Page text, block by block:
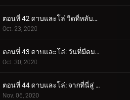
ตอนที่ 42 ดาบและโล่ วีดที่หลับใหล!
Oct. 23, 2020
ตอนที่ 43 ดาบและโล่: วันที่มืดมนที่สุด!
Oct. 30, 2020
ตอนที่ 44 ดาบและโล่: จากที่นี่สู่ Eternatus!
Nov. 06, 2020